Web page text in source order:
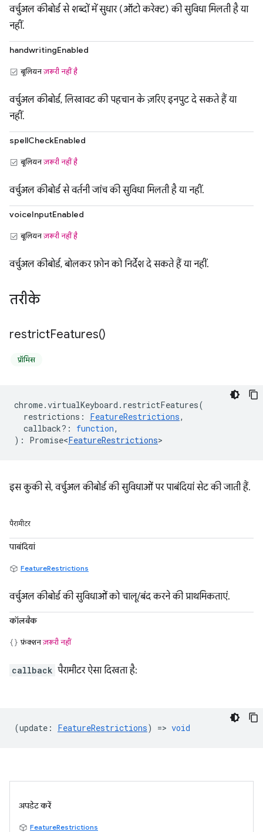
वर्चुअल कीबोर्ड से शब्दों में सुधार (ऑटो करेक्ट) की सुविधा मिलती है या
नहीं.
handwritingEnabled
बूलियनज़रूरी नहीं है
वर्चुअल कीबोर्ड, लिखावट की पहचान के ज़रिए इनपुट दे सकते हैं या
नहीं.
spellCheckEnabled
बूलियनज़रूरी नहीं है
वर्चुअल कीबोर्ड से वर्तनी जांच की सुविधा मिलती है या नहीं.
voiceInputEnabled
बूलियनज़रूरी नहीं है
वर्चुअल कीबोर्ड, बोलकर फ़ोन को निर्देश दे सकते हैं या नहीं.
तरीके
restrictFeatures()
प्रॉमिस
chrome.virtualKeyboard . restrictFeatures(
restrictions : FeatureRestrictions,
callback? : function,
) : Promise<FeatureRestrictions>
इस कुकी से, वर्चुअल कीबोर्ड की सुविधाओं पर पाबंदियां सेट की जाती हैं.
पैरामीटर
पाबंदियां
FeatureRestrictions
वर्चुअल कीबोर्ड की सुविधाओं को चालू/बंद करने की प्राथमिकताएं.
कॉलबैक
फ़ंक्शनज़रूरी नहीं
callback पैरामीटर ऐसा दिखता है:
(update : FeatureRestrictions) => void
अपडेट करें
FeatureRestrictions